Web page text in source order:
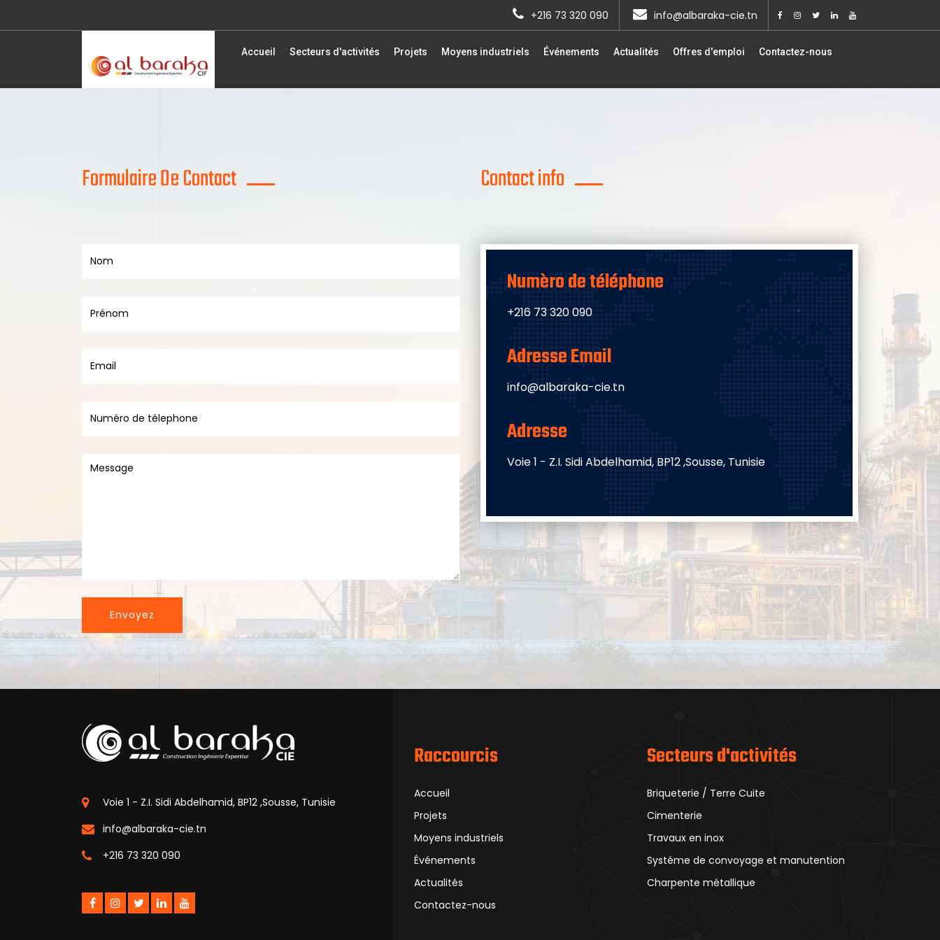
+216 73 320 090 info@albaraka-cie.tn
Accueil Secteurs d'activités Projets Moyens industriels Événements Actualités Offres d'emploi Contactez-nous
Formulaire De Contact
Envoyez
Contact info
Numèro de téléphone
+216 73 320 090
Adresse Email
info@albaraka-cie.tn
Adresse
Voie 1 - Z.I. Sidi Abdelhamid, BP12 ,Sousse, Tunisie
Voie 1 - Z.I. Sidi Abdelhamid, BP12 ,Sousse, Tunisie
info@albaraka-cie.tn
+216 73 320 090
Raccourcis
Accueil
Projets
Moyens industriels
Événements
Actualités
Contactez-nous
Secteurs d'activités
Briqueterie / Terre Cuite
Cimenterie
Travaux en inox
Systéme de convoyage et manutention
Charpente métallique